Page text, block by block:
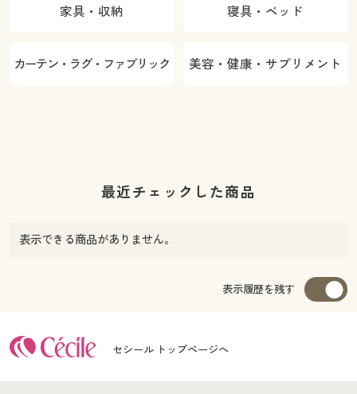
家具・収納 寝具・ベッド
カーテン・ラグ・ファブリック 美容・健康・サプリメント
最近チェックした商品
表示できる商品がありません。
表示履歴を残す
セシール トップページへ